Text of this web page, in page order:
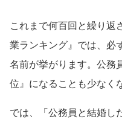
これまで何百回と繰り返
業ランキング』では、必
名前が挙がります。公務
位』になることも少なく
では、「公務員と結婚し